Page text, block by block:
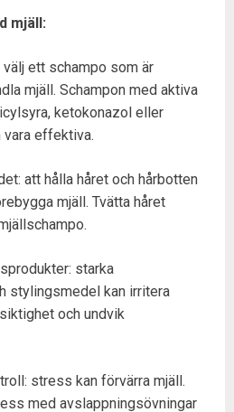
mjäll:
ett schampo som är
mjäll. Schampon med aktiva
ketokonazol eller
effektiva.
att hålla håret och hårbotten
mjäll. Tvätta håret
starka
stylingsmedel kan irritera
och undvik
stress kan förvärra mjäll.
med avslappningsövningar